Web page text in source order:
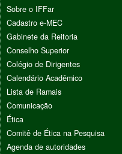
Sobre o IFFar
Cadastro e-MEC
Gabinete da Reitoria
Conselho Superior
Colégio de Dirigentes
Calendário Acadêmico
Lista de Ramais
Comunicação
Ética
Comitê de Ética na Pesquisa
Agenda de autoridades